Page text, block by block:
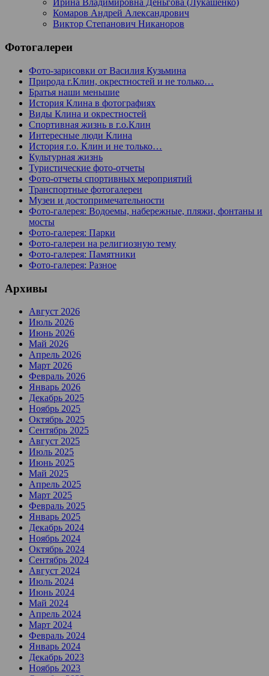
Ирина Владимировна Деньгова (Лукашенко)
Комаров Андрей Александрович
Виктор Степанович Никаноров
Фотогалереи
Фото-зарисовки от Василия Кузьмина
Природа г.Клин, окрестностей и не только…
Братья наши меньшие
История Клина в фотографиях
Виды Клина и окрестностей
Спортивная жизнь в г.о.Клин
Интересные люди Клина
История г.о. Клин и не только…
Культурная жизнь
Туристические фото-отчеты
Фото-отчеты спортивных мероприятий
Транспортные фотогалереи
Музеи и достопримечательности
Фото-галерея: Водоемы, набережные, пляжи, фонтаны и
мосты
Фото-галерея: Парки
Фото-галереи на религиозную тему
Фото-галерея: Памятники
Фото-галерея: Разное
Архивы
Август 2026
Июль 2026
Июнь 2026
Май 2026
Апрель 2026
Март 2026
Февраль 2026
Январь 2026
Декабрь 2025
Ноябрь 2025
Октябрь 2025
Сентябрь 2025
Август 2025
Июль 2025
Июнь 2025
Май 2025
Апрель 2025
Март 2025
Февраль 2025
Январь 2025
Декабрь 2024
Ноябрь 2024
Октябрь 2024
Сентябрь 2024
Август 2024
Июль 2024
Июнь 2024
Май 2024
Апрель 2024
Март 2024
Февраль 2024
Январь 2024
Декабрь 2023
Ноябрь 2023